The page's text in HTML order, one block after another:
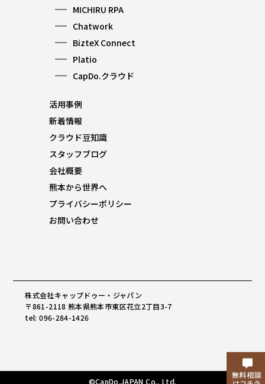
MICHIRU RPA
Chatwork
BizteX Connect
Platio
CapDo.クラウド
活用事例
新着情報
クラウド豆知識
スタッフブログ
会社概要
熊本から世界へ
プライバシーポリシー
お問い合わせ
株式会社キャップドゥー・ジャパン
〒861-2118 熊本県熊本市東区花立2丁目3-7
tel: 096-284-1426
©CapDo.JAPAN Co., Ltd.